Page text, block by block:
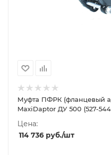
Муфта ПФРК (фланцевый
MaxiDaptor ДУ 500 (527-
Цена:
114 736 руб./шт